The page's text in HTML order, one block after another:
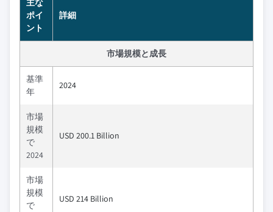
主な
ポイ
ント
詳細
市場規模と成長
基準
年
2024
市場
規模
で
2024
USD 200.1 Billion
市場
規模
で
USD 214 Billion